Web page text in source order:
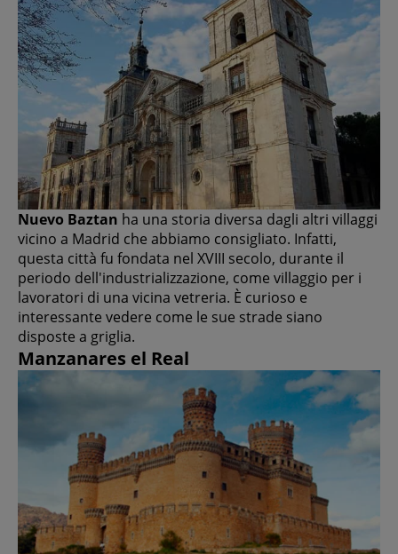
Nuevo Baztan ha una storia diversa dagli altri villaggi
vicino a Madrid che abbiamo consigliato. Infatti,
questa città fu fondata nel XVIII secolo, durante il
periodo dell'industrializzazione, come villaggio per i
lavoratori di una vicina vetreria. È curioso e
interessante vedere come le sue strade siano
disposte a griglia.
Manzanares el Real